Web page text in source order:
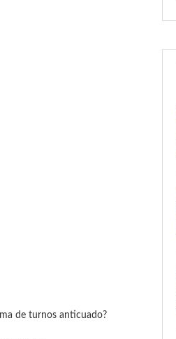
de turnos anticuado?